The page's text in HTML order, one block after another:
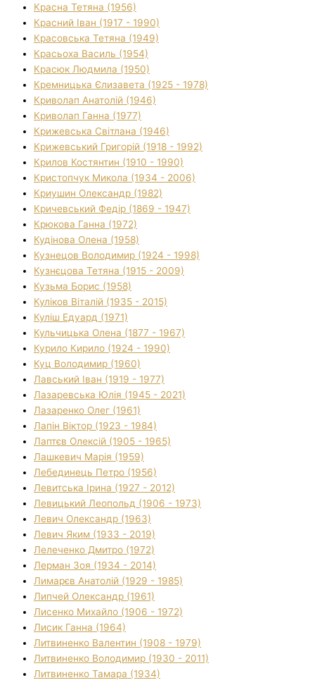
Красна Тетяна (1956)
Красний Іван (1917 - 1990)
Красовська Тетяна (1949)
Красьоха Василь (1954)
Красюк Людмила (1950)
Кремницька Єлизавета (1925 - 1978)
Криволап Анатолій (1946)
Криволап Ганна (1977)
Крижевська Світлана (1946)
Крижевський Григорій (1918 - 1992)
Крилов Костянтин (1910 - 1990)
Кристопчук Микола (1934 - 2006)
Криушин Олександр (1982)
Кричевський Федір (1869 - 1947)
Крюкова Ганна (1972)
Кудінова Олена (1958)
Кузнецов Володимир (1924 - 1998)
Кузнєцова Тетяна (1915 - 2009)
Кузьма Борис (1958)
Куліков Віталій (1935 - 2015)
Куліш Едуард (1971)
Кульчицька Олена (1877 - 1967)
Курило Кирило (1924 - 1990)
Куц Володимир (1960)
Лавський Іван (1919 - 1977)
Лазаревська Юлія (1945 - 2021)
Лазаренко Олег (1961)
Лапін Віктор (1923 - 1984)
Лаптєв Олексій (1905 - 1965)
Лашкевич Марія (1959)
Лебединець Петро (1956)
Левитська Ірина (1927 - 2012)
Левицький Леопольд (1906 - 1973)
Левич Олександр (1963)
Левич Яким (1933 - 2019)
Лелеченко Дмитро (1972)
Лерман Зоя (1934 - 2014)
Лимарєв Анатолій (1929 - 1985)
Липчей Олександр (1961)
Лисенко Михайло (1906 - 1972)
Лисик Ганна (1964)
Литвиненко Валентин (1908 - 1979)
Литвиненко Володимир (1930 - 2011)
Литвиненко Тамара (1934)